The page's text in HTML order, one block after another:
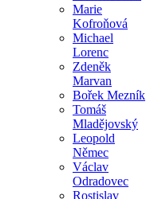
Marie
Kofroňová
Michael
Lorenc
Zdeněk
Marvan
Bořek Mezník
Tomáš
Mladějovský
Leopold
Němec
Václav
Odradovec
Rostislav